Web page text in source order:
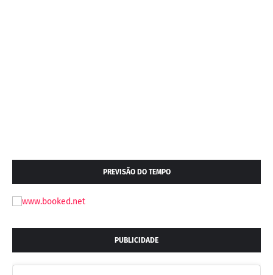
PREVISÃO DO TEMPO
PUBLICIDADE